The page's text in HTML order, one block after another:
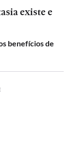
existe e
benefícios de